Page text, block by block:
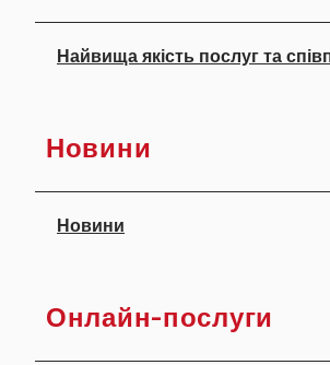
Найвища якість послуг та
Новини
Новини
Онлайн-послуги